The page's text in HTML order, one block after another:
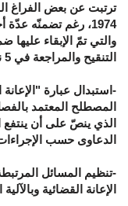
1974، رغم تضمنّه
والتي تمّ الإبقاء
التنقيح والمراجعة في 5 نقاط أساسية:
-استبدال عبارة "الإعانة
الذي ينصّ على أن ينتفع
الدعاوى حسب
-تنظيم المسائل
الإعانة القضائية